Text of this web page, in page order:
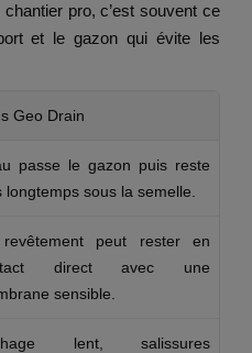
pro, c’est souvent ce
et le gazon qui évite les
Geo Drain
passe le gazon puis reste
longtemps sous la semelle.
peut rester en
direct avec une
sensible.
lent, salissures